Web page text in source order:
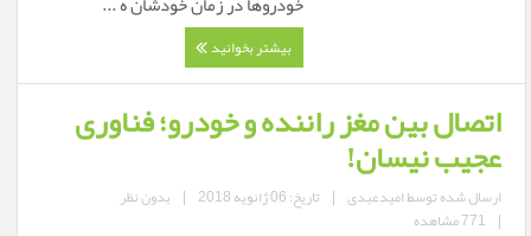
بیشتر بخوانید
اتصال بین مغز راننده و خودرو؛ فناوری
عجیب نیسان!
ارسال شده توسطامیدعبدی | تاریخ: 06 ژانویه 2018 | بدون نظر
| 771 مشاهده